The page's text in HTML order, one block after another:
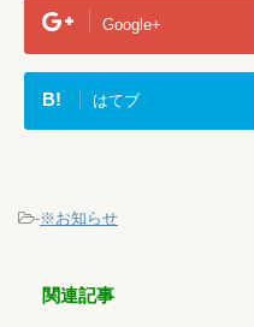
Google+
B! はてブ
-※お知らせ
関連記事